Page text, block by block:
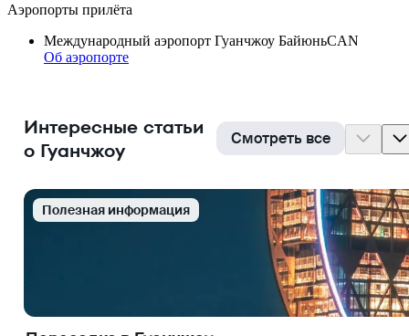
Аэропорты прилёта
Международный аэропорт Гуанчжоу БайюньCAN
Об аэропорте
Интересные статьи
о Гуанчжоу
Смотреть все
Полезная информация